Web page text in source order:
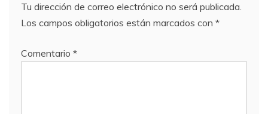
Tu dirección de correo electrónico no será publicada.
Los campos obligatorios están marcados con *
Comentario *